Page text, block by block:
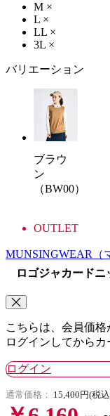
M ×
L ×
LL ×
3L ×
バリエーション
ブラウ
ン
（BW00）
OUTLET
MUNSINGWEAR
ロゴジャカードニ
こちらは、会員価格
ログインしてからカ
ログイン
通常価格： 15,400円(税